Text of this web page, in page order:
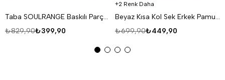
Taba SOULRANGE Baskılı Parçalı Oversize T-SHIRT PNC 1009
₺399,90
₺829,90
2 Renk Daha
Beyaz Kısa Kol Sek Erkek Pamuk Likralı T-SHİRT SC
₺449,90
₺699,90